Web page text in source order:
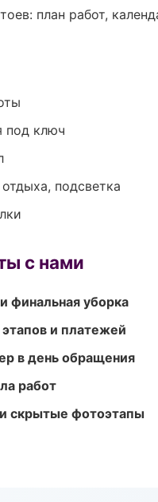
план работ,
под ключ
подсветка
с нами
финальная уборка
и платежей
в день обращения
работ
скрытые фотоэтапы